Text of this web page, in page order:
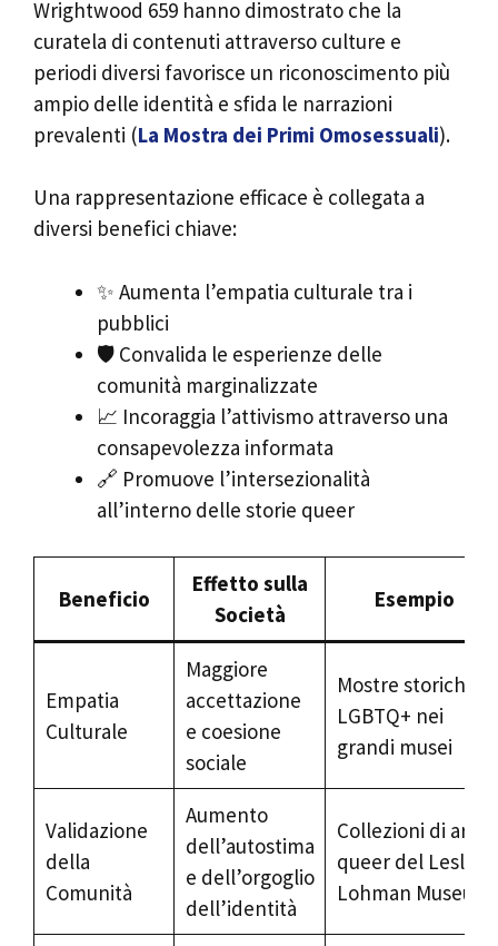
Wrightwood 659 hanno dimostrato che la
curatela di contenuti attraverso culture e
periodi diversi favorisce un riconoscimento più
ampio delle identità e sfida le narrazioni
prevalenti (La Mostra dei Primi Omosessuali).
Una rappresentazione efficace è collegata a
diversi benefici chiave:
✨ Aumenta l’empatia culturale tra i
pubblici
🛡️ Convalida le esperienze delle
comunità marginalizzate
📈 Incoraggia l’attivismo attraverso una
consapevolezza informata
🔗 Promuove l’intersezionalità
all’interno delle storie queer
Beneficio
Effetto sulla
Società
Esempio
Empatia
Culturale
Maggiore
accettazione
e coesione
sociale
Mostre storiche
LGBTQ+ nei
grandi musei
Validazione
della
Comunità
Aumento
dell’autostima
e dell’orgoglio
dell’identità
Collezioni di arte
queer del Leslie-
Lohman Museum